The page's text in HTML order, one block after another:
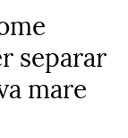
separar
mare